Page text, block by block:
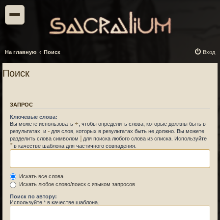
На главную Поиск Вход
Поиск
ЗАПРОС
Ключевые слова:
Вы можете использовать + , чтобы определить слова, которые должны быть в
результатах, и - для слов, которых в результатах быть не должно. Вы можете
разделить слова символом | для поиска любого слова из списка. Используйте
*в качестве шаблона для частичного совпадения.
Искать все слова
Искать любое слово/поиск с языком запросов
Поиск по автору:
Используйте * в качестве шаблона.